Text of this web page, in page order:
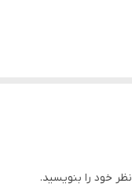
خود را بنویسید.